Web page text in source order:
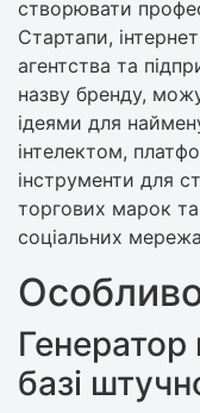
створювати
Стартапи,
агентства та
назву бренду,
ідеями для
інтелектом,
інструменти для
торгових марок та
соціальних
Генератор
базі